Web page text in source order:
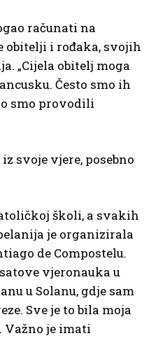
računati na
obitelji i rođaka, svojih
„Cijela obitelj moga
Često smo ih
smo provodili
svoje vjere, posebno
školi, a svakih
je organizirala
de Compostelu.
vjeronauka u
u Solanu, gdje sam
Sve je to bila moja
Važno je imati